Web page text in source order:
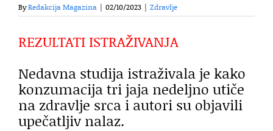
ByRedakcija Magazina 02/10/2023 Zdravlje
REZULTATI ISTRAŽIVANJA
Nedavna studija istraživala je kako
konzumacija tri jaja nedeljno utiče
na zdravlje srca i autori su objavili
upečatljiv nalaz.